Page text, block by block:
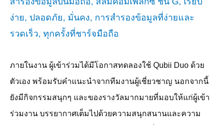
ภายในงาน ผู้เข้าร่วมได้มีโอกาสทดลองใช้ Qubii Duo ด้วย
ตัวเอง พร้อมรับคำแนะนำจากทีมงานผู้เชี่ยวชาญ นอกจากนี้
ยังมีกิจกรรมสนุกๆ และของรางวัลมากมายที่มอบให้แก่ผู้เข้า
ร่วมงาน บรรยากาศเต็มไปด้วยความสนุกสนานและความ